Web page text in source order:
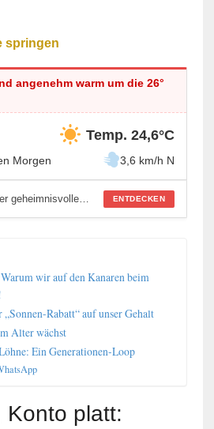
springen
angenehm warm um die 26°
Temp. 24,6°C
Morgen 3,6 km/h N
Unterwasserfriedhof von Malpique« ENTDECKEN
wir auf den Kanaren beim
Rabatt“ auf unser Gehalt
Alter wächst
Ein Generationen-Loop
Konto platt: